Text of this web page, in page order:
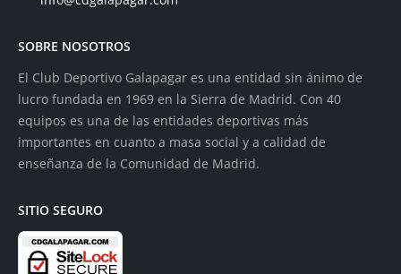
SOBRE NOSOTROS
El Club Deportivo Galapagar es una entidad sin ánimo de
lucro fundada en 1969 en la Sierra de Madrid. Con 40
equipos es una de las entidades deportivas más
importantes en cuanto a masa social y a calidad de
enseñanza de la Comunidad de Madrid.
SITIO SEGURO